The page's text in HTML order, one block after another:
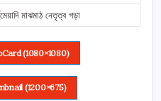
মাঝমাঠ নেতৃত্ব গড়া
(1080×1080)
(1200×675)